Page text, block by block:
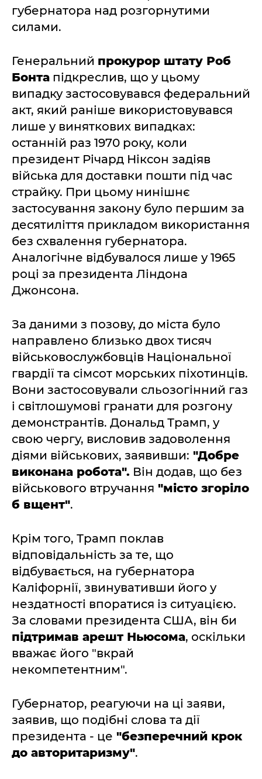
губернатора над розгорнутими
силами.
Генеральний прокурор штату Роб
Бонта підкреслив, що у цьому
випадку застосовувався федеральний
акт, який раніше використовувався
лише у виняткових випадках:
останній раз 1970 року, коли
президент Річард Ніксон задіяв
війська для доставки пошти під час
страйку. При цьому нинішнє
застосування закону було першим за
десятиліття прикладом використання
без схвалення губернатора.
Аналогічне відбувалося лише у 1965
році за президента Ліндона
Джонсона.
За даними з позову, до міста було
направлено близько двох тисяч
військовослужбовців Національної
гвардії та сімсот морських піхотинців.
Вони застосовували сльозогінний газ
і світлошумові гранати для розгону
демонстрантів. Дональд Трамп, у
свою чергу, висловив задоволення
діями військових, заявивши: "Добре
виконана робота". Він додав, що без
військового втручання "місто згоріло
б вщент".
Крім того, Трамп поклав
відповідальність за те, що
відбувається, на губернатора
Каліфорнії, звинувативши його у
нездатності впоратися із ситуацією.
За словами президента США, він би
підтримав арешт Ньюсома, оскільки
вважає його "вкрай
некомпетентним".
Губернатор, реагуючи на ці заяви,
заявив, що подібні слова та дії
президента - це "безперечний крок
до авторитаризму".